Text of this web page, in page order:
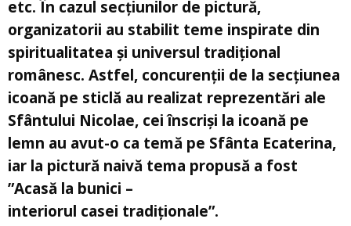
etc. În cazul secțiunilor de pictură,
organizatorii au stabilit teme inspirate din
spiritualitatea și universul tradițional
românesc. Astfel, concurenții de la secțiunea
icoană pe sticlă au realizat reprezentări ale
Sfântului Nicolae, cei înscriși la icoană pe
lemn au avut-o ca temă pe Sfânta Ecaterina,
iar la pictură naivă tema propusă a fost
”Acasă la bunici –
interiorul casei tradiționale”.